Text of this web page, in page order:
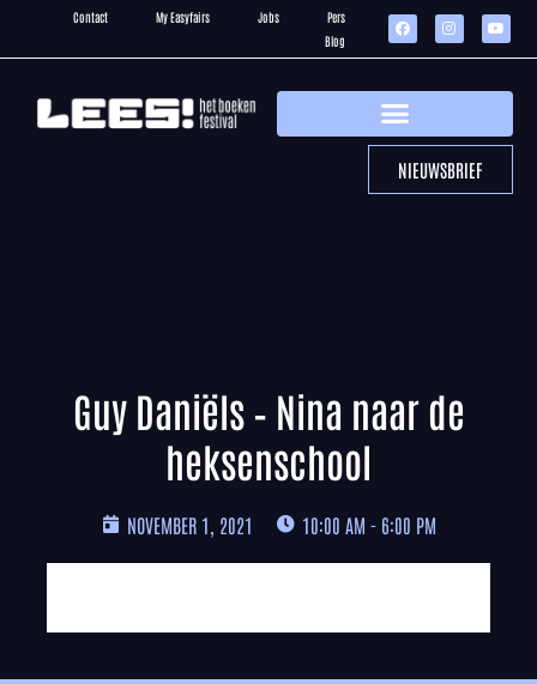
Contact My Easyfairs Jobs
Pers
Blog
NIEUWSBRIEF
Guy Daniëls – Nina naar de
heksenschool
NOVEMBER 1, 2021 10:00 AM - 6:00 PM